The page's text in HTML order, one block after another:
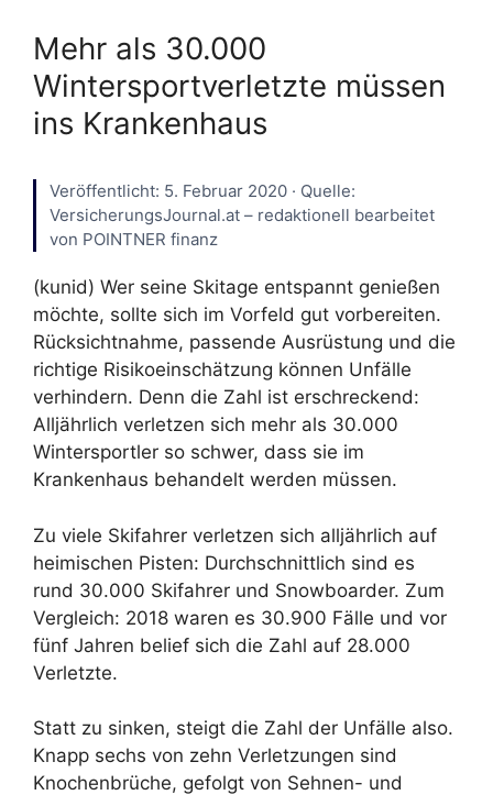
Mehr als 30.000
Wintersportverletzte müssen
ins Krankenhaus
Veröffentlicht: 5. Februar 2020 · Quelle:
VersicherungsJournal.at – redaktionell bearbeitet
von POINTNER finanz
(kunid) Wer seine Skitage entspannt genießen
möchte, sollte sich im Vorfeld gut vorbereiten.
Rücksichtnahme, passende Ausrüstung und die
richtige Risikoeinschätzung können Unfälle
verhindern. Denn die Zahl ist erschreckend:
Alljährlich verletzen sich mehr als 30.000
Wintersportler so schwer, dass sie im
Krankenhaus behandelt werden müssen.
Zu viele Skifahrer verletzen sich alljährlich auf
heimischen Pisten: Durchschnittlich sind es
rund 30.000 Skifahrer und Snowboarder. Zum
Vergleich: 2018 waren es 30.900 Fälle und vor
fünf Jahren belief sich die Zahl auf 28.000
Verletzte.
Statt zu sinken, steigt die Zahl der Unfälle also.
Knapp sechs von zehn Verletzungen sind
Knochenbrüche, gefolgt von Sehnen- und